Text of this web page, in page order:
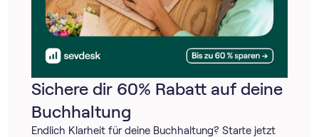
Sichere dir 60% Rabatt auf deine
Buchhaltung
Endlich Klarheit für deine Buchhaltung? Starte jetzt